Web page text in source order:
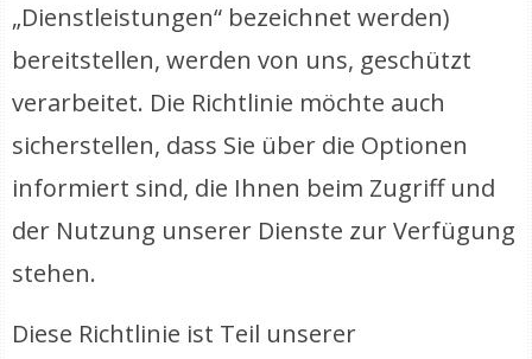
„Dienstleistungen“ bezeichnet werden)
bereitstellen, werden von uns, geschützt
verarbeitet. Die Richtlinie möchte auch
sicherstellen, dass Sie über die Optionen
informiert sind, die Ihnen beim Zugriff und
der Nutzung unserer Dienste zur Verfügung
stehen.
Diese Richtlinie ist Teil unserer